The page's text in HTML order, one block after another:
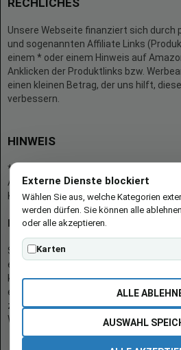
RECHLICHES
Unsere Webseite finanziert sich durch
und sogenannten Affiliate Links
einem * oder einem Hinweis auf
Anklicken der Produktlinks bzw.
einen kleinen Betrag, der uns hilft,
verbessern.
HINWEIS
* = Afilliate-Link (=Werbung)
Als Amazon-Partner verdient der
Käufen.
Hinweis zu Preisen und
Sofern Produktpreise und
entsprechen diese dem angegebenen
können sich auf der verlinkten Seite
eines Produkts gelten die Angaben zu
zum Kaufzeitpunkt [auf der/den
Website(s)] angezeigt werden.
Externe Dienste blockiert
Wählen Sie aus, welche Kategorien
werden dürfen. Sie können alle
oder alle akzeptieren.
Karten
ALLE
AUSWAHL